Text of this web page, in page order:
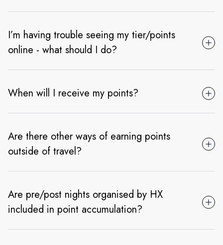
I’m having trouble seeing my tier/points
online - what should I do?
When will I receive my points?
Are there other ways of earning points
outside of travel?
Are pre/post nights organised by HX
included in point accumulation?